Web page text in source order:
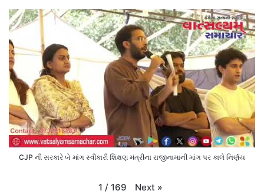
CJP ની સરકારે બે માંગ સ્વીકારી શિક્ષણ મંત્રીના રાજીનામાની માંગ પર કાલે નિર્ણય
1 / 169 Next »